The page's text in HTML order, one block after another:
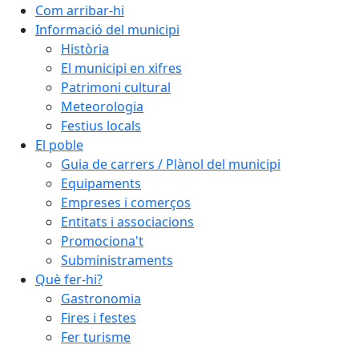
Com arribar-hi
Informació del municipi
Història
El municipi en xifres
Patrimoni cultural
Meteorologia
Festius locals
El poble
Guia de carrers / Plànol del municipi
Equipaments
Empreses i comerços
Entitats i associacions
Promociona't
Subministraments
Què fer-hi?
Gastronomia
Fires i festes
Fer turisme